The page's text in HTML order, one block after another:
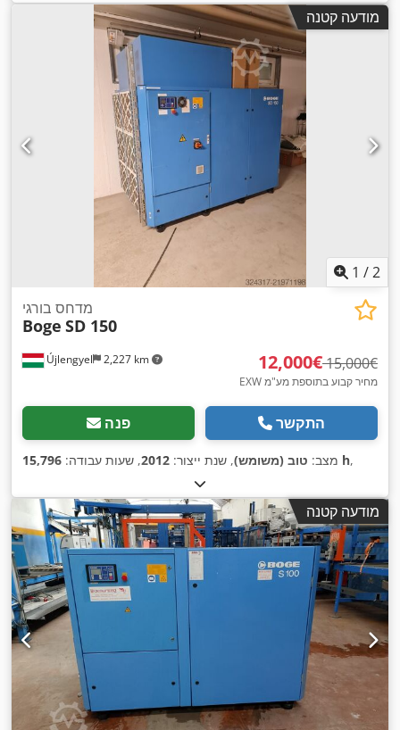
מודעה קטנה
1 /2
Újlengyel 2,227 km
מדחס בורגי
Boge SD 150
‏12,000 ‏€ ‏15,000 ‏€
EXW מחיר קבוע בתוספת מע"מ
פנה התקשר
מצב: טוב (משומש), שנת ייצור: 2012, שעות עבודה: 15,796 h,
מודעה קטנה